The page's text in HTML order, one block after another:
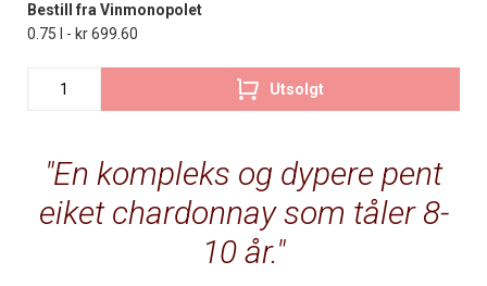
En kompleks og dypere pent
eiket chardonnay som tåler 8-
10 år.
Bestill fra Vinmonopolet
0.75 l - kr 699.60
Utsolgt